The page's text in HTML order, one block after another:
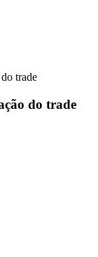
trade
do trade